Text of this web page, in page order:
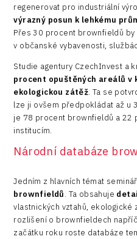
regenerovat pro industriální
výrazný posun k lehkému
Přes 30 procent brownfieldů
v občanské vybavenosti,
Studie agentury CzechInvest a
procent opuštěných areálů v
ekologickou zátěž. Ta se
lze ji ovšem předpokládat až u
je 78 procent brownfieldů a 22
institucím.
Národní databáze
Jedním z hlavních témat
brownfieldů. Ta obsahuje
vlastnických vztahů,
rozlišení o brownfieldech
začátku roku roste databáze